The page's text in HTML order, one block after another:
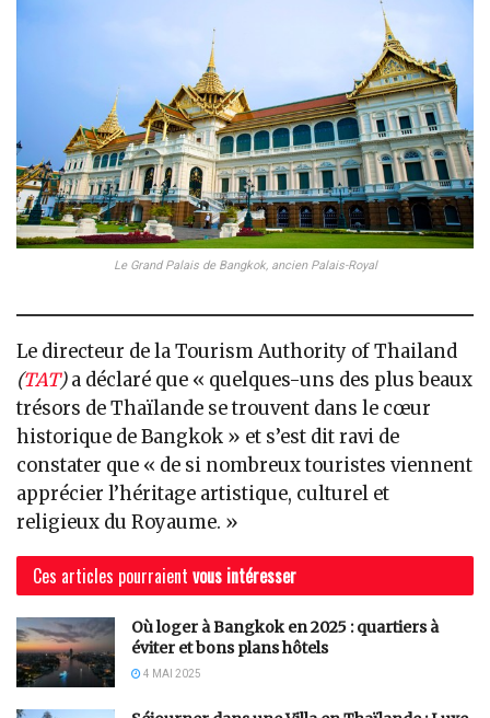
Le Grand Palais de Bangkok, ancien Palais-Royal
Le directeur de la Tourism Authority of Thailand
(TAT)a déclaré que « quelques-uns des plus beaux
trésors de Thaïlande se trouvent dans le cœur
historique de Bangkok » et s’est dit ravi de
constater que « de si nombreux touristes viennent
apprécier l’héritage artistique, culturel et
religieux du Royaume. »
Ces articles pourraient vous intéresser
Où loger à Bangkok en 2025 : quartiers à
éviter et bons plans hôtels
4 MAI 2025